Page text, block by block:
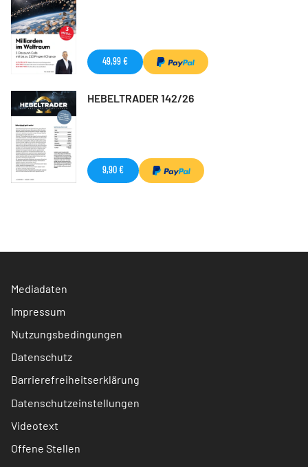
49,99 €
HEBELTRADER 142/26
9,90 €
Mediadaten
Impressum
Nutzungsbedingungen
Datenschutz
Barrierefreiheitserklärung
Datenschutzeinstellungen
Videotext
Offene Stellen